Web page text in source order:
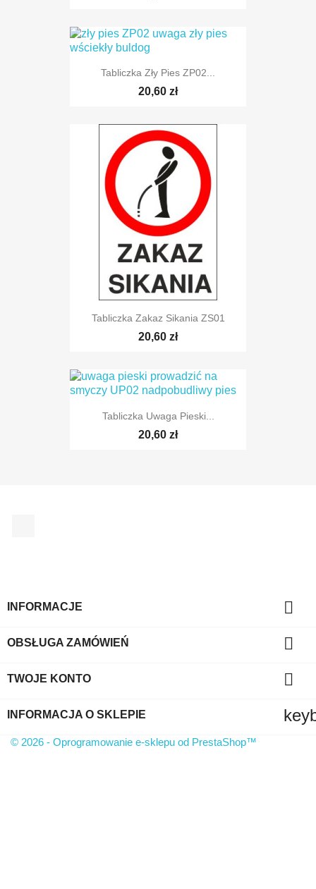
Tabliczka Zły Pies ZP02...
20,60 zł
Tabliczka Zakaz Sikania ZS01
20,60 zł
Tabliczka Uwaga Pieski...
20,60 zł
INFORMACJE 
OBSŁUGA ZAMÓWIEŃ 
TWOJE KONTO 
INFORMACJA O SKLEPIE
© 2026 - Oprogramowanie e-sklepu od PrestaShop™